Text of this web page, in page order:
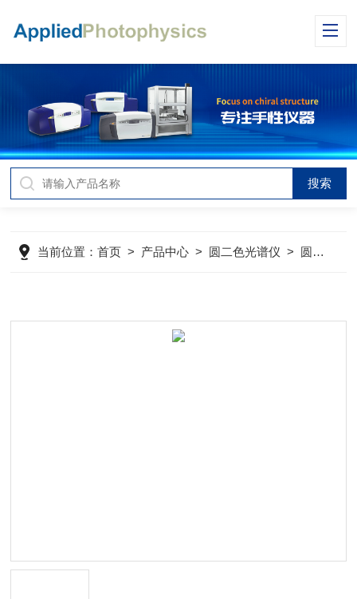
当前位置：首页 > 产品中心 > 圆二色光谱仪 > 圆偏振发光CPL光谱仪